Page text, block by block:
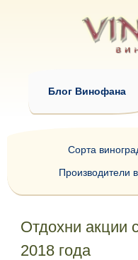
Блог Винофана
Отдохни акции
2018 года
Сорта
Производители